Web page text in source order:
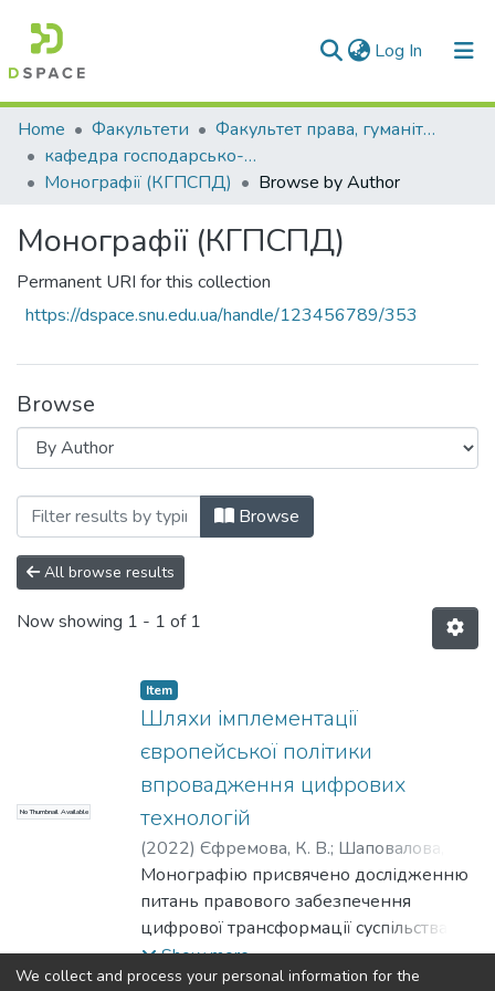
Log In (current)
Communities & Collections
All of DSpace
Home Факультети
Факультет права, гуманітарних і соціальних наук
кафедра господарсько-правових та суспільно-політичних дисциплін
Монографії (КГПСПД)
Browse by Author
Монографії (КГПСПД)
Permanent URI for this collection
https://dspace.snu.edu.ua/handle/123456789/353
Browse
Browsing Монографії (КГПСПД) by
Browse
All browse results
Now showing 1 - 1 of 1
No Thumbnail Available
Item
Шляхи імплементації
європейської політики
впровадження цифрових
технологій
(2022) Єфремова, К. В.; Шаповалова, О.
В.;Хаустова, М. Г.;Шматков, Д. І.;Мамаєв,
І. О.;Новіков, Є. А.
Монографію присвячено дослідженню
питань правового забезпечення
цифрової трансформації суспільства та
економіки на шляху до членства в ЄС.
Розкриті питання застосування
Show more
We collect and process your personal information for the